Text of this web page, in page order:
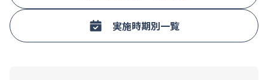
実施時期別一覧